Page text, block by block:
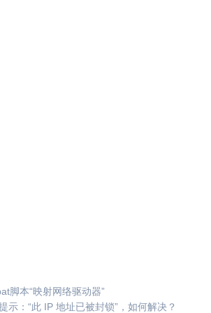
脚本“映射网络驱动器”
示：“此 IP 地址已被封锁”，如何解决？